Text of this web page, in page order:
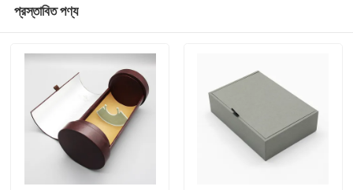
প্রস্তাবিত পণ্য